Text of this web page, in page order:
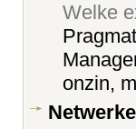
Welke
onzin,